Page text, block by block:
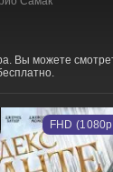
Вы можете
FHD